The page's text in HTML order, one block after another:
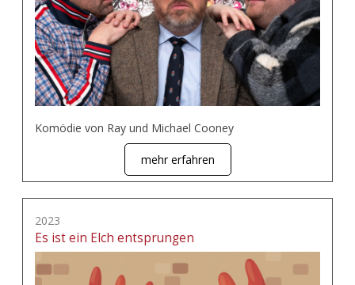
Komödie von Ray und Michael Cooney
mehr erfahren
2023
Es ist ein Elch entsprungen